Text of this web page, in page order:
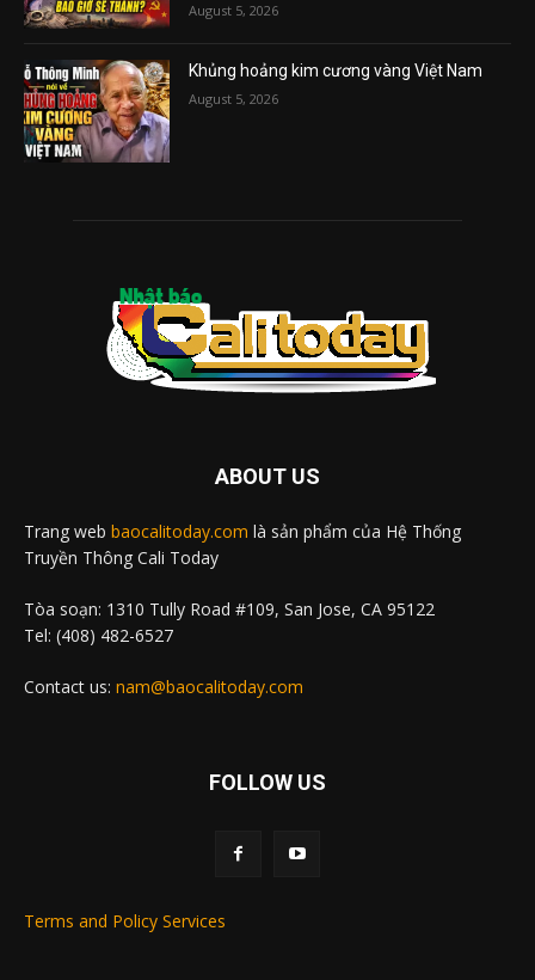
August 5, 2026
Khủng hoảng kim cương vàng Việt Nam
August 5, 2026
ABOUT US
Trang web baocalitoday.com là sản phẩm của Hệ Thống
Truyền Thông Cali Today
Tòa soạn: 1310 Tully Road #109, San Jose, CA 95122
Tel: (408) 482-6527
Contact us: nam@baocalitoday.com
FOLLOW US
Terms and Policy Services